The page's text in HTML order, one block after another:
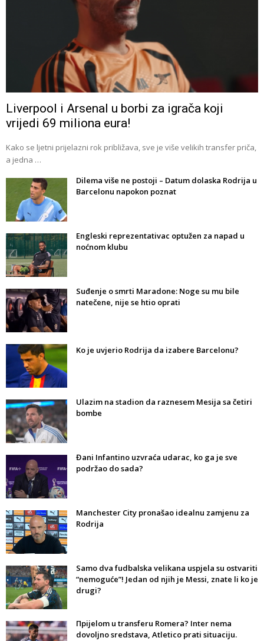
Liverpool i Arsenal u borbi za igrača koji
vrijedi 69 miliona eura!
Kako se ljetni prijelazni rok približava, sve je više velikih transfer priča,
a jedna …
Dilema više ne postoji – Datum dolaska Rodrija u
Barcelonu napokon poznat
Engleski reprezentativac optužen za napad u
noćnom klubu
Suđenje o smrti Maradone: Noge su mu bile
natečene, nije se htio oprati
Ko je uvjerio Rodrija da izabere Barcelonu?
Ulazim na stadion da raznesem Mesija sa četiri
bombe
Đani Infantino uzvraća udarac, ko ga je sve
podržao do sada?
Manchester City pronašao idealnu zamjenu za
Rodrija
Samo dva fudbalska velikana uspjela su ostvariti
“nemoguće”! Jedan od njih je Messi, znate li ko je
drugi?
Прijelom u transferu Romera? Inter nema
dovoljno sredstava, Atletico prati situaciju.